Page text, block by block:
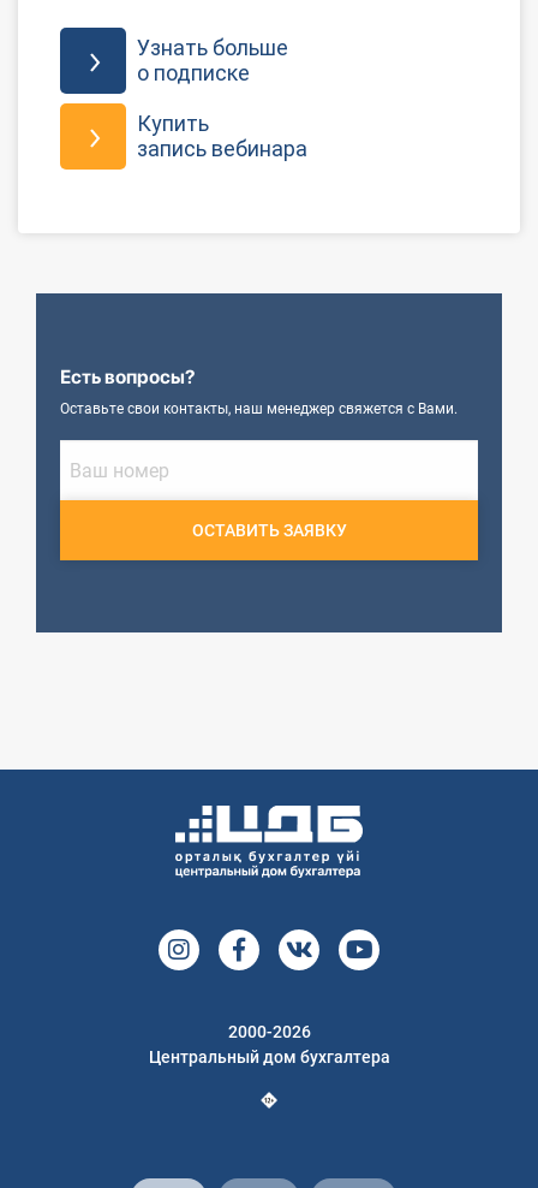
Узнать больше
о подписке
Купить
запись вебинара
Есть вопросы?
Оставьте свои контакты, наш менеджер свяжется с Вами.
ОСТАВИТЬ ЗАЯВКУ
2000-2026
Центральный дом бухгалтера